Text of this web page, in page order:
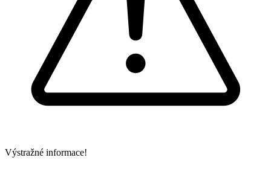
Výstražné informace!